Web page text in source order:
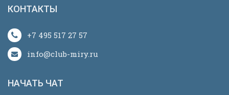
КОНТАКТЫ
+7 495 517 27 57
info@club-miry.ru
НАЧАТЬ ЧАТ